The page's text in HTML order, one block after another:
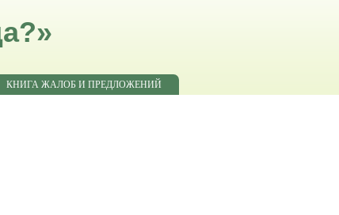
КНИГА ЖАЛОБ И ПРЕДЛОЖЕНИЙ